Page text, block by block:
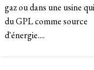
gaz ou dans une usine
du GPL comme source
d'énergie....